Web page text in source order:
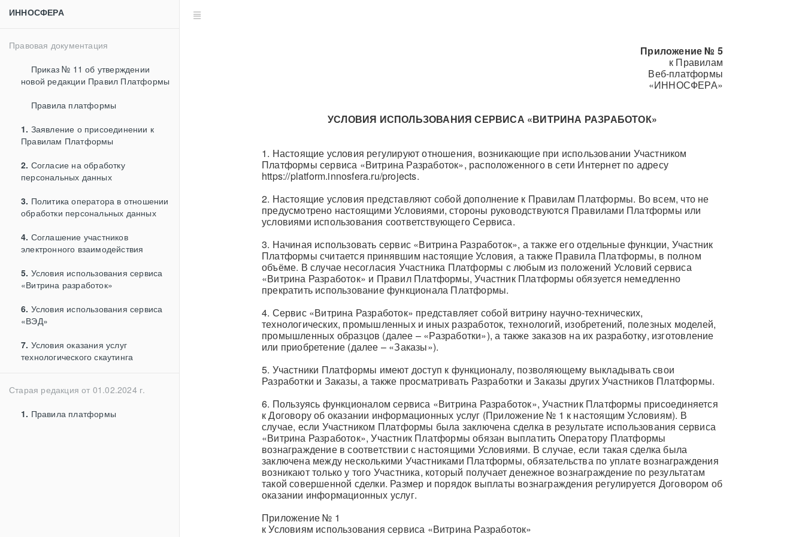
ИННОСФЕРА
Правовая документация
Приказ № 11 об утверждении
новой редакции Правил Платформы
Правила платформы
1. Заявление о присоединении к
Правилам Платформы
2. Согласие на обработку
персональных данных
3. Политика оператора в отношении
обработки персональных данных
4. Соглашение участников
электронного взаимодействия
5. Условия использования сервиса
«Витрина разработок»
6. Условия использования сервиса
«ВЭД»
7. Условия оказания услуг
технологического скаутинга
Старая редакция от 01.02.2024 г.
1. Правила платформы
Приложение № 5
к Правилам
Веб-платформы
«ИННОСФЕРА»
УСЛОВИЯ ИСПОЛЬЗОВАНИЯ СЕРВИСА «ВИТРИНА РАЗРАБОТОК»
1. Настоящие условия регулируют отношения, возникающие при использовании Участником
Платформы сервиса «Витрина Разработок», расположенного в сети Интернет по адресу
https://platform.innosfera.ru/projects.
2. Настоящие условия представляют собой дополнение к Правилам Платформы. Во всем, что не
предусмотрено настоящими Условиями, стороны руководствуются Правилами Платформы или
условиями использования соответствующего Сервиса.
3. Начиная использовать сервис «Витрина Разработок», а также его отдельные функции, Участник
Платформы считается принявшим настоящие Условия, а также Правила Платформы, в полном
объёме. В случае несогласия Участника Платформы с любым из положений Условий сервиса
«Витрина Разработок» и Правил Платформы, Участник Платформы обязуется немедленно
прекратить использование функционала Платформы.
4. Сервис «Витрина Разработок» представляет собой витрину научно-технических,
технологических, промышленных и иных разработок, технологий, изобретений, полезных моделей,
промышленных образцов (далее – «Разработки»), а также заказов на их разработку, изготовление
или приобретение (далее – «Заказы»).
5. Участники Платформы имеют доступ к функционалу, позволяющему выкладывать свои
Разработки и Заказы, а также просматривать Разработки и Заказы других Участников Платформы.
6. Пользуясь функционалом сервиса «Витрина Разработок», Участник Платформы присоединяется
к Договору об оказании информационных услуг (Приложение № 1 к настоящим Условиям). В
случае, если Участником Платформы была заключена сделка в результате использования сервиса
«Витрина Разработок», Участник Платформы обязан выплатить Оператору Платформы
вознаграждение в соответствии с настоящими Условиями. В случае, если такая сделка была
заключена между несколькими Участниками Платформы, обязательства по уплате вознаграждения
возникают только у того Участника, который получает денежное вознаграждение по результатам
такой совершенной сделки. Размер и порядок выплаты вознаграждения регулируется Договором об
оказании информационных услуг.
Приложение № 1
к Условиям использования сервиса «Витрина Разработок»